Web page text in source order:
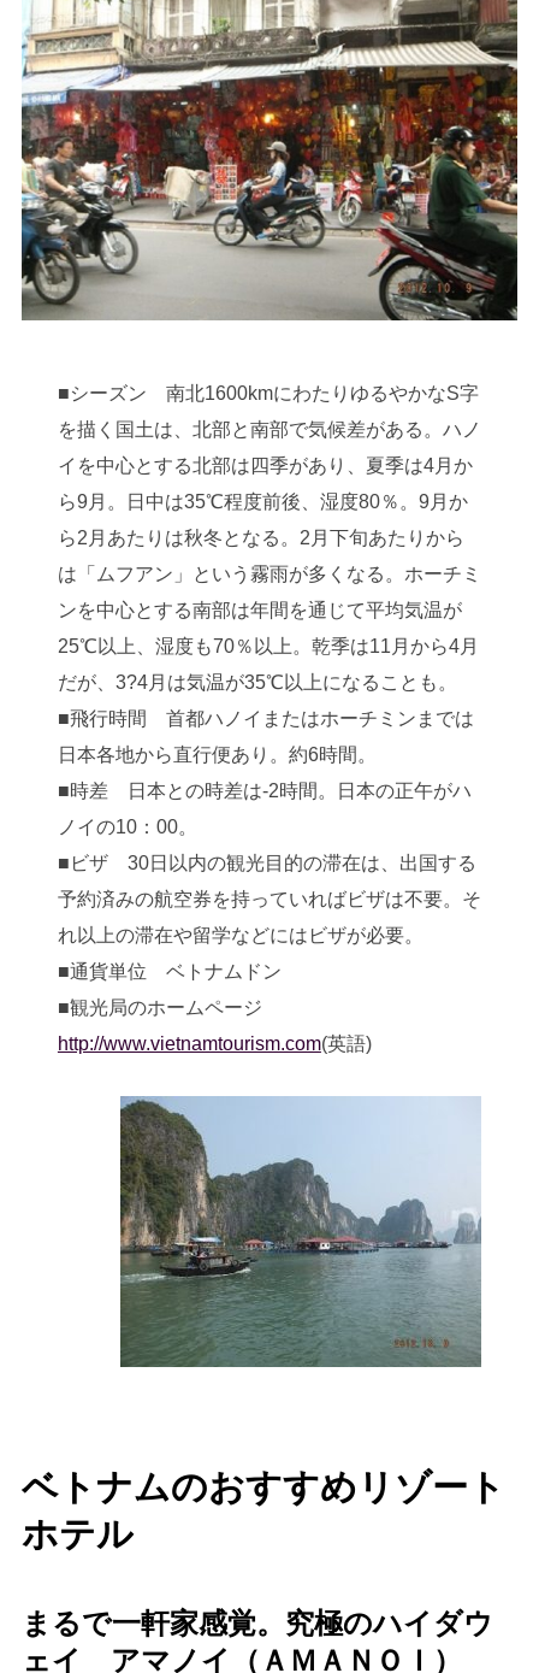
■シーズン 南北1600kmにわたりゆるやかなS字
を描く国土は、北部と南部で気候差がある。ハノ
イを中心とする北部は四季があり、夏季は4月か
ら9月。日中は35℃程度前後、湿度80％。9月か
ら2月あたりは秋冬となる。2月下旬あたりから
は「ムフアン」という霧雨が多くなる。ホーチミ
ンを中心とする南部は年間を通じて平均気温が
25℃以上、湿度も70％以上。乾季は11月から4月
だが、3?4月は気温が35℃以上になることも。
■飛行時間 首都ハノイまたはホーチミンまでは
日本各地から直行便あり。約6時間。
■時差 日本との時差は-2時間。日本の正午がハ
ノイの10：00。
■ビザ 30日以内の観光目的の滞在は、出国する
予約済みの航空券を持っていればビザは不要。そ
れ以上の滞在や留学などにはビザが必要。
■通貨単位 ベトナムドン
■観光局のホームページ
http://www.vietnamtourism.com(英語)
ベトナムのおすすめリゾート
ホテル
まるで一軒家感覚。究極のハイダウ
ェイ アマノイ（ＡＭＡＮＯＩ）